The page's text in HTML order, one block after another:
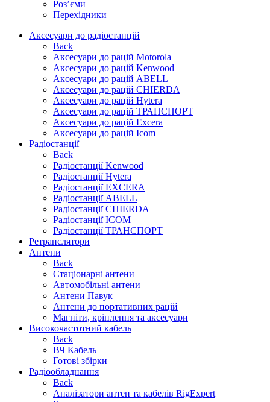
Роз’єми
Перехідники
Аксесуари до радіостанцій
Back
Аксесуари до рацій Motorola
Аксесуари до рацій Kenwood
Аксесуари до рацій ABELL
Аксесуари до рацій CHIERDA
Аксесуари до рацій Hytera
Аксесуари до рацій ТРАНСПОРТ
Аксесуари до рацій Excera
Аксесуари до рацій Icom
Радіостанції
Back
Радіостанції Kenwood
Радіостанції Hytera
Радіостанції EXCERA
Радіостанції ABELL
Радіостанції CHIERDA
Радіостанції ICOM
Радіостанції ТРАНСПОРТ
Ретранслятори
Антени
Back
Стаціонарні антени
Автомобільні антени
Антени Павук
Антени до портативних рацій
Магніти, кріплення та аксесуари
Високочастотний кабель
Back
ВЧ Кабель
Готові збірки
Радіообладнання
Back
Аналізатори антен та кабелів RigExpert